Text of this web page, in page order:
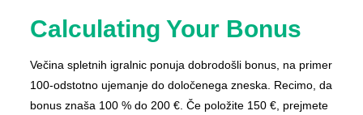
Calculating Your Bonus
Večina spletnih igralnic ponuja dobrodošli bonus, na primer
100-odstotno ujemanje do določenega zneska. Recimo, da
bonus znaša 100 % do 200 €. Če položite 150 €, prejmete